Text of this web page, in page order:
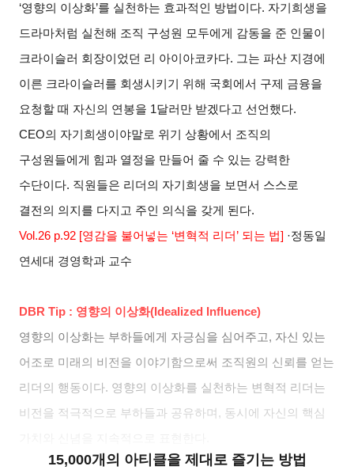
‘영향의 이상화’를 실천하는 효과적인 방법이다. 자기희생을
드라마처럼 실천해 조직 구성원 모두에게 감동을 준 인물이
크라이슬러 회장이었던 리 아이아코카다. 그는 파산 지경에
이른 크라이슬러를 회생시키기 위해 국회에서 구제 금융을
요청할 때 자신의 연봉을 1달러만 받겠다고 선언했다.
CEO의 자기희생이야말로 위기 상황에서 조직의
구성원들에게 힘과 열정을 만들어 줄 수 있는 강력한
수단이다. 직원들은 리더의 자기희생을 보면서 스스로
결전의 의지를 다지고 주인 의식을 갖게 된다.
Vol.26 p.92 [영감을 불어넣는 ‘변혁적 리더 ’ 되는 법] ·정동일
연세대 경영학과 교수
DBR Tip : 영향의 이상화(Idealized Influence)
영향의 이상화는 부하들에게 자긍심을 심어주고, 자신 있는
어조로 미래의 비전을 이야기함으로써 조직원의 신뢰를 얻는
리더의 행동이다. 영향의 이상화를 실천하는 변혁적 리더는
비전을 적극적으로 부하들과 공유하며 , 동시에 자신의 핵심
15,000개의 아티클을 제대로 즐기는 방법